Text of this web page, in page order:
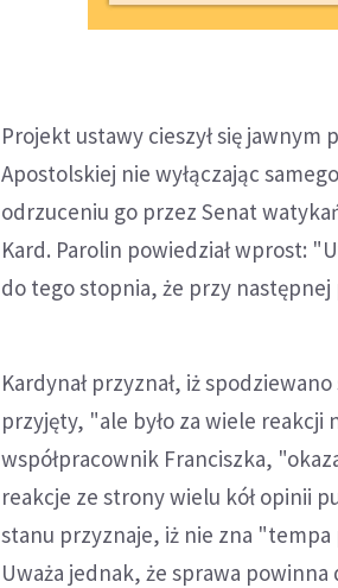
Projekt ustawy cieszył się jawnym
Apostolskiej nie wyłączając
odrzuceniu go przez Senat
Kard. Parolin powiedział wprost:
do tego stopnia, że przy
Kardynał przyznał, iż
przyjęty, "ale było za wiele
współpracownik Franciszka,
reakcje ze strony wielu kół opinii
stanu przyznaje, iż nie zna
Uważa jednak, że sprawa